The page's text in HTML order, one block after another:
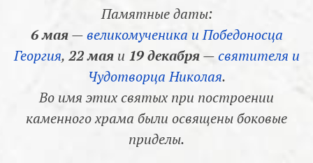
Памятные даты:
6 мая—великомученика и Победоносца
Георгия, 22 маяи 19 декабря—святителя и
Чудотворца Николая.
Во имя этих святых при построении
каменного храма были освящены боковые
приделы.